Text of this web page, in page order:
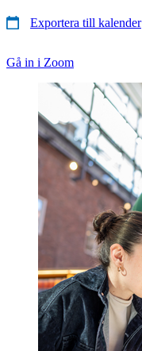
Exportera till kalender
Gå in i Zoom